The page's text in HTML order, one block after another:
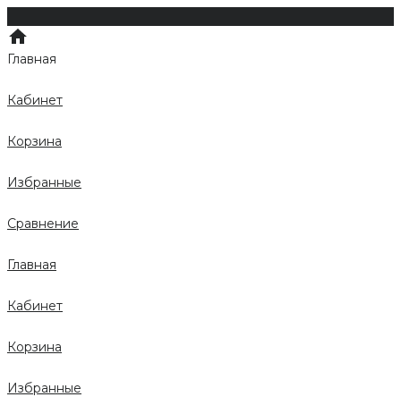
Главная
Кабинет
Корзина
Избранные
Сравнение
Главная
Кабинет
Корзина
Избранные